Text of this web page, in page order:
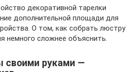
декоративной тарелки
дополнительной площади для
О том, как собрать люстру
немного сложнее объяснить.
своими руками —